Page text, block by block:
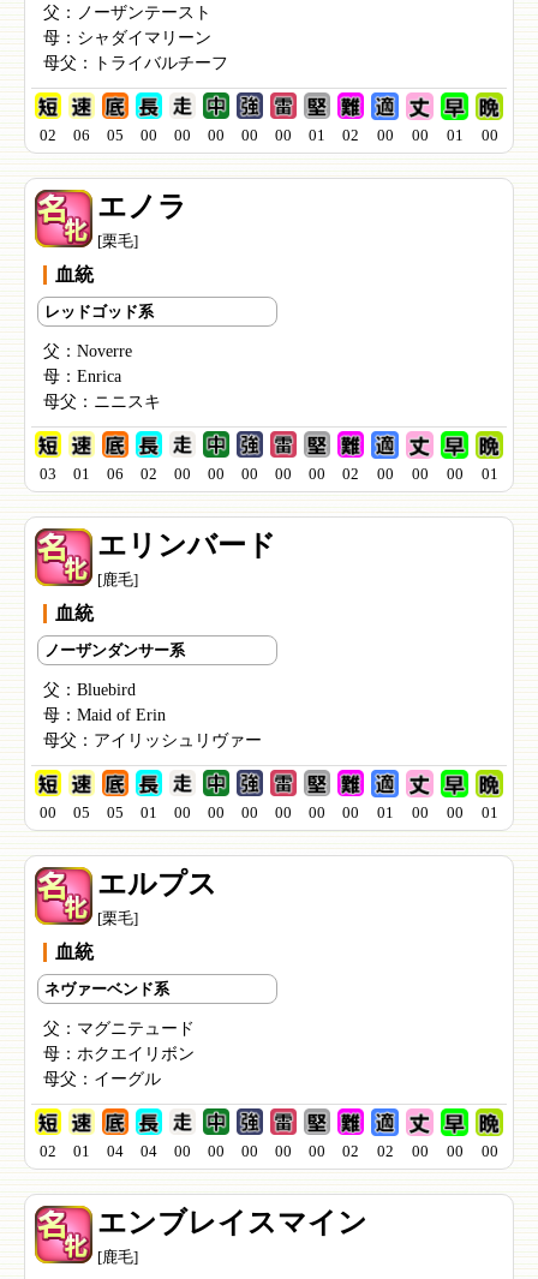
父： ノーザンテースト
母： シャダイマリーン
母父：
トライバルチーフ
02 06 05 00 00 00 00 00 01 02 00 00 01 00
エノラ
[栗毛]
血統
レッドゴッド系
父： Noverre
母： Enrica
母父： ニニスキ
03 01 06 02 00 00 00 00 00 02 00 00 00 01
エリンバード
[鹿毛]
血統
ノーザンダンサー系
父： Bluebird
母： Maid of Erin
母父： アイリッシュリヴァー
00 05 05 01 00 00 00 00 00 00 01 00 00 01
エルプス
[栗毛]
血統
ネヴァーベンド系
父： マグニテュード
母： ホクエイリボン
母父： イーグル
02 01 04 04 00 00 00 00 00 02 02 00 00 00
エンブレイスマイン
[鹿毛]